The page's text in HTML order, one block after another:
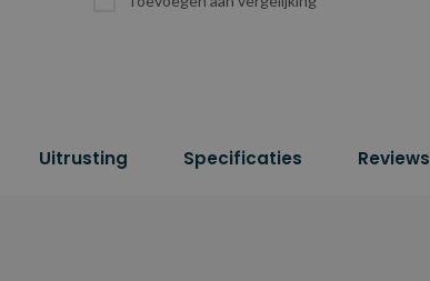
Uitrusting Specificaties Reviews